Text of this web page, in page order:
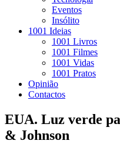
Eventos
Insólito
1001 Ideias
1001 Livros
1001 Filmes
1001 Vidas
1001 Pratos
Opinião
Contactos
EUA. Luz verde
& Johnson